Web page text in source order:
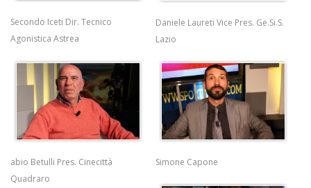
Secondo Iceti Dir. Tecnico
Agonistica Astrea
Daniele Laureti Vice Pres. Ge.Si.S.
Lazio
abio Betulli Pres. Cinecittà
Quadraro
Simone Capone